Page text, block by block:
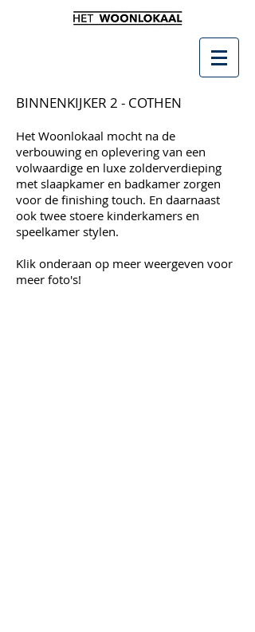
BINNENKIJKER 2 - COTHEN
Het Woonlokaal mocht na de
verbouwing en oplevering van een
volwaardige en luxe zolderverdieping
met slaapkamer en badkamer zorgen
voor de finishing touch. En daarnaast
ook twee stoere kinderkamers en
speelkamer stylen.
Klik onderaan op meer weergeven voor
meer foto's!